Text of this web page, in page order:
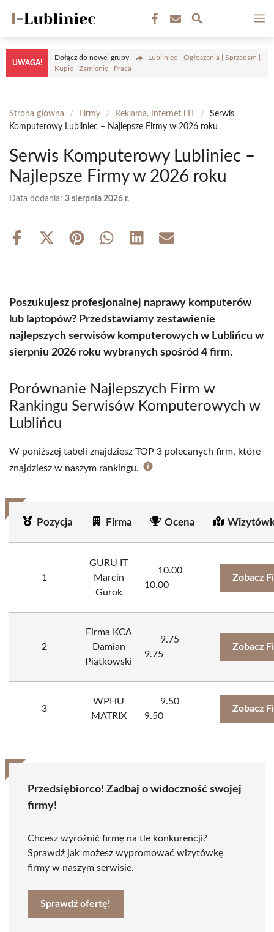
treści
UWAGA!
Dołącz do nowej grupy
Lubliniec - Ogłoszenia | Sprzedam |
Kupię | Zamienię | Praca
Strona główna / Firmy / Reklama, Internet i IT /
Serwis
Komputerowy Lubliniec – Najlepsze Firmy w 2026 roku
Serwis Komputerowy Lubliniec –
Najlepsze Firmy w 2026 roku
Data dodania: 3 sierpnia 2026 r.
Share
Share
(Twitter)
Share Share Share Share
Poszukujesz profesjonalnej naprawy komputerów
lub laptopów? Przedstawiamy zestawienie
najlepszych serwisów komputerowych w Lublińcu w
sierpniu 2026 roku wybranych spośród 4 firm.
Porównanie Najlepszych Firm w
Rankingu Serwisów Komputerowych w
Lublińcu
W poniższej tabeli znajdziesz TOP 3 polecanych firm, które
znajdziesz w naszym rankingu.
Pozycja Firma Ocena
1
GURU IT
Marcin
Gurok
10.00
10.00
Zobacz
2
Firma KCA
Damian
Piątkowski
9.75
9.75
Zobacz
3
WPHU
MATRIX
9.50
9.50
Zobacz
Przedsiębiorco! Zadbaj o widoczność swojej
firmy!
Chcesz wyróżnić firmę na tle konkurencji?
Sprawdź jak możesz wypromować wizytówkę
firmy w naszym serwisie.
Sprawdź ofertę!